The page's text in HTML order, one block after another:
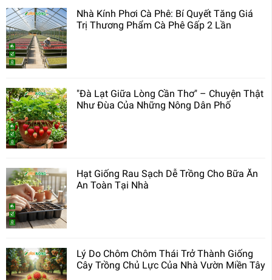
Nhà Kính Phơi Cà Phê: Bí Quyết Tăng Giá
Trị Thương Phẩm Cà Phê Gấp 2 Lần
"Đà Lạt Giữa Lòng Cần Thơ" – Chuyện Thật
Như Đùa Của Những Nông Dân Phố
Hạt Giống Rau Sạch Dễ Trồng Cho Bữa Ăn
An Toàn Tại Nhà
Lý Do Chôm Chôm Thái Trở Thành Giống
Cây Trồng Chủ Lực Của Nhà Vườn Miền Tây